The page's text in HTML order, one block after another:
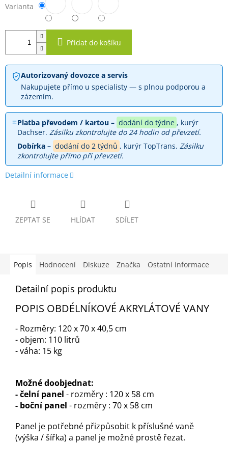
Varianta
Přidat do košíku
Autorizovaný dovozce a servis
Nakupujete přímo u specialisty — s plnou podporou a
zázemím.
Platba převodem / kartou – dodání do týdne , kurýr
Dachser. Zásilku zkontrolujte do 24 hodin od převzetí.
Dobírka – dodání do 2 týdnů , kurýr TopTrans. Zásilku
zkontrolujte přímo při převzetí.
Detailní informace
ZEPTAT SE HLÍDAT SDÍLET
Popis Hodnocení Diskuze Značka Ostatní informace
Detailní popis produktu
POPIS OBDÉLNÍKOVÉ AKRYLÁTOVÉ VANY
- Rozměry: 120 x 70 x 40,5 cm
- objem: 110 litrů
- váha: 15 kg
Možné doobjednat:
- čelní panel - rozměry : 120 x 58 cm
- boční panel - rozměry : 70 x 58 cm
Panel je potřebné přizpůsobit k příslušné vaně
(výška / šířka) a panel je možné prostě řezat.